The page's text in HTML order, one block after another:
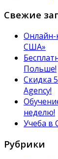
Свежие
Онлайн-
США»
Польше!
Скидка
Agency!
неделю!
Учеба в
Рубрики